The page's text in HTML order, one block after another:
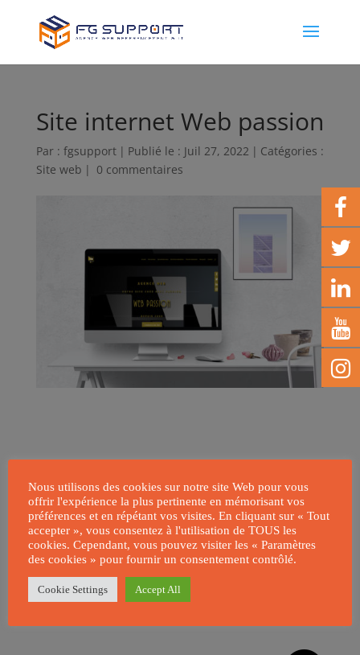
Site internet Web passion
Par : fgsupport | Publié le : Juil 27, 2022 | Catégories :
Site web | 0 commentaires
Société appartenant à FG Support
Catalogue de site web & formules
ANS
Nous utilisons des cookies sur notre site Web pour vous
offrir l'expérience la plus pertinente en mémorisant vos
préférences et en répétant vos visites. En cliquant sur « Tout
accepter », vous consentez à l'utilisation de TOUS les
cookies. Cependant, vous pouvez visiter les « Paramètres
des cookies » pour fournir un consentement contrôlé.
Cookie Settings Accept All